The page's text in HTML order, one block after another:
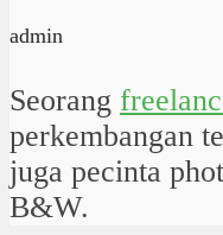
admin
Seorang
perkembangan
juga pecinta
B&W.